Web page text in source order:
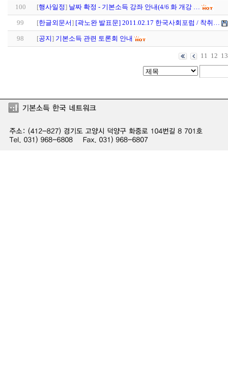
100 [행사일정] 날짜 확정 - 기본소득 강좌 안내(4/6 화 개강 …
99 [한글외문서] [곽노완 발표문] 2011.02.17 한국사회포럼 / 착취…
98 [공지] 기본소득 관련 토론회 안내
11 12 13